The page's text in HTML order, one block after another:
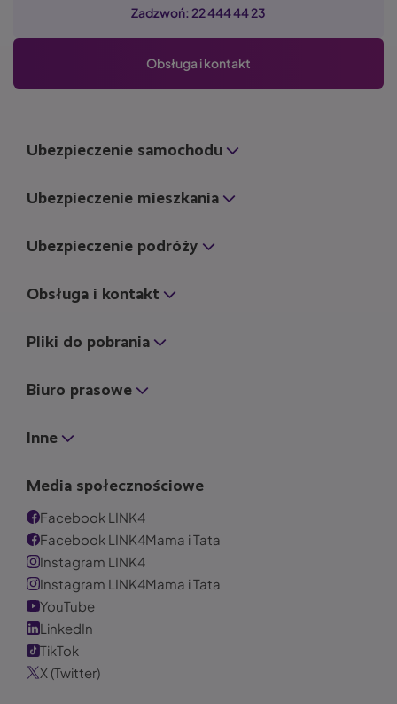
Zadzwoń: 22 444 44 23
Obsługa i kontakt
Ubezpieczenie samochodu
Ubezpieczenie mieszkania
Ubezpieczenie podróży
Obsługa i kontakt
Pliki do pobrania
Biuro prasowe
Inne
Media społecznościowe
Facebook LINK4
Facebook LINK4Mama i Tata
Instagram LINK4
Instagram LINK4Mama i Tata
YouTube
LinkedIn
TikTok
X (Twitter)